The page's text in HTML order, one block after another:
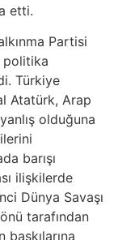
etti.
Partisi
politika
Türkiye
Atatürk, Arap
yanlış olduğuna
barışı
ilişkilerde
Dünya Savaşı
tarafından